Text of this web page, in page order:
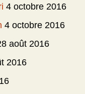
4 octobre 2016
4 octobre 2016
août 2016
2016